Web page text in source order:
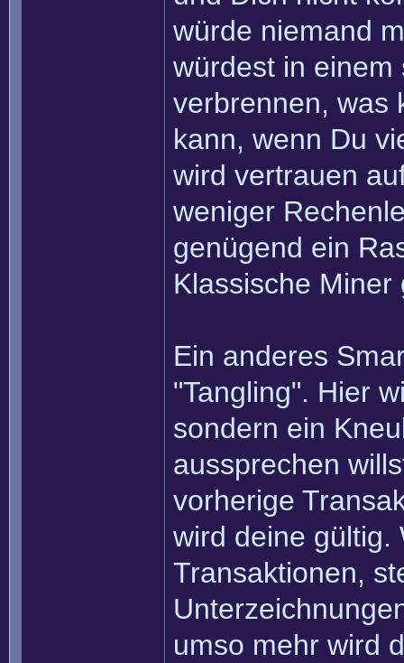
würde niemand
würdest in
verbrennen, was
kann, wenn Du
wird vertrauen
weniger
genügend ein
Klassische
Ein anderes
"Tangling". Hier
sondern ein
aussprechen
vorherige
wird deine gültig.
Transaktionen,
umso mehr wird